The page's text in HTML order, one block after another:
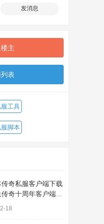
发消息
主
表
工具
脚本
奇私服客户端下载
奇十周年客户端下
18